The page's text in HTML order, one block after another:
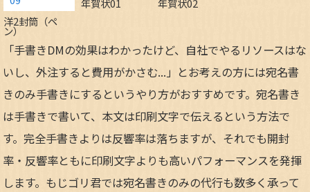
洋2封筒（ペ
ン）
年賀状01 年賀状02
「手書きDMの効果はわかったけど、自社でやるリソースはな
いし、外注すると費用がかさむ...」とお考えの方には宛名書
きのみ手書きにするというやり方がおすすめです。宛名書き
は手書きで書いて、本文は印刷文字で伝えるという方法で
す。完全手書きよりは反響率は落ちますが、それでも開封
率・反響率ともに印刷文字よりも高いパフォーマンスを発揮
します。もじゴリ君では宛名書きのみの代行も数多く承って